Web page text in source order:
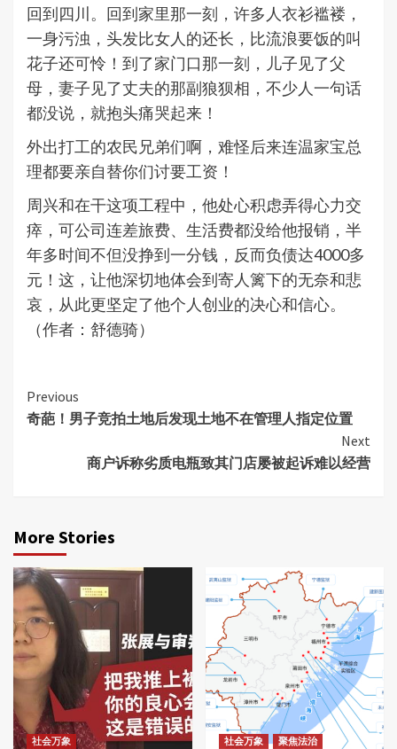
回到四川。回到家里那一刻，许多人衣衫褴褛，
一身污浊，头发比女人的还长，比流浪要饭的叫
花子还可怜！到了家门口那一刻，儿子见了父
母，妻子见了丈夫的那副狼狈相，不少人一句话
都没说，就抱头痛哭起来！
外出打工的农民兄弟们啊，难怪后来连温家宝总
理都要亲自替你们讨要工资！
周兴和在干这项工程中，他处心积虑弄得心力交
瘁，可公司连差旅费、生活费都没给他报销，半
年多时间不但没挣到一分钱，反而负债达4000多
元！这，让他深切地体会到寄人篱下的无奈和悲
哀，从此更坚定了他个人创业的决心和信心。
（作者：舒德骑）
Continue
Reading
Previous
奇葩！男子竞拍土地后发现土地不在管理人指定位置
Next
商户诉称劣质电瓶致其门店屡被起诉难以经营
More Stories
社会万象 社会万象 聚焦法治